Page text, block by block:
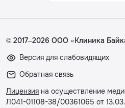
© 2017–2026 ООО «Клиника
Версия для слабовидящих
Обратная связь
Лицензия на осуществление
Л041-01108-38/00361065 от